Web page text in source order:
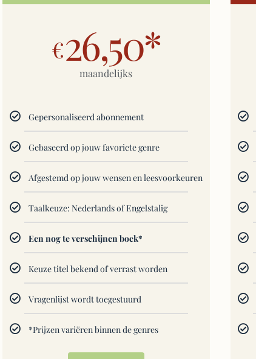
€26,50*
maandelijks
Gepersonaliseerd abonnement
Gebaseerd op jouw favoriete genre
Afgestemd op jouw wensen en leesvoorkeuren
Taalkeuze: Nederlands of Engelstalig
Een nog te verschijnen boek*
Keuze titel bekend of verrast worden
Vragenlijst wordt toegestuurd
*Prijzen variëren binnen de genres